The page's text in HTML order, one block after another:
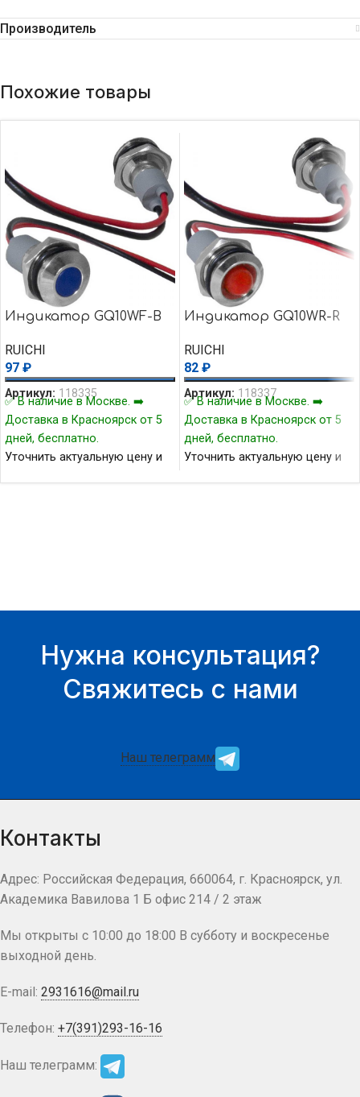
Производитель
Похожие товары
Индикатор GQ10WF-B
RUICHI
97 ₽
Артикул: 118335
✅ В наличие в Москве. ➡️
Доставка в Красноярск от 5
дней, бесплатно.
Уточнить актуальную цену и
Индикатор GQ10WR-R
RUICHI
82 ₽
Артикул: 118337
✅ В наличие в Москве. ➡️
Доставка в Красноярск от 5
дней, бесплатно.
Уточнить актуальную цену и
Нужна консультация?
Свяжитесь с нами
Наш телеграмм
Контакты
Адрес: Российская Федерация, 660064, г. Красноярск, ул.
Академика Вавилова 1 Б офис 214 / 2 этаж
Мы открыты с 10:00 до 18:00 В субботу и воскресенье
выходной день.
E-mail: 2931616@mail.ru
Телефон: +7(391)293-16-16
Наш телеграмм: